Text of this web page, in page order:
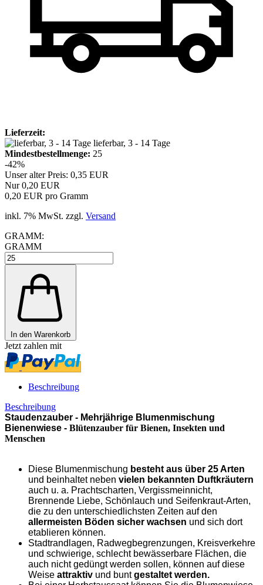
Lieferzeit:
lieferbar, 3 - 14 Tage
Mindest­bestellmenge: 25
-42%
Unser alter Preis: 0,35 EUR
Nur 0,20 EUR
0,20 EUR pro Gramm
inkl. 7% MwSt. zzgl. Versand
GRAMM:
GRAMM
In den Warenkorb
Jetzt zahlen mit
Beschreibung
Beschreibung
Staudenzauber - Mehrjährige Blumenmischung
Bienenwiese - Blütenzauber für Bienen, Insekten und
Menschen
Diese Blumenmischung besteht aus über 25 Arten
und beinhaltet neben vielen bekannten Duftkräutern
auch u. a. Prachtscharten, Vergissmeinnicht,
Brennende Liebe, Schönlauch und Seifenkraut-Arten,
die zu den unterschiedlichsten Zeiten auf den
allermeisten Böden sicher wachsen und sich dort
etablieren können.
Stadtrandlagen, Radwegbegrenzungen, Kreisverkehre
und schwierige, schlecht bewässerbare Flächen, die
auch nicht gedüngt werden sollen, können auf diese
Weise attraktiv und buntgestaltet werden.